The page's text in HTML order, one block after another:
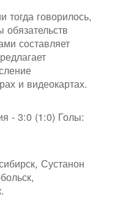
говорилось,
составляет
и видеокартах.
- 3:0 (1:0) Голы:
Сустанон